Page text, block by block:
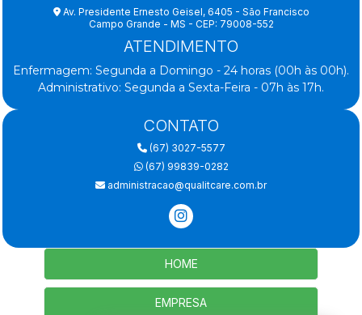
Av. Presidente Ernesto Geisel, 6405 - São Francisco
Campo Grande - MS - CEP: 79008-552
ATENDIMENTO
Enfermagem: Segunda a Domingo - 24 horas (00h às 00h).
Administrativo: Segunda a Sexta-Feira - 07h às 17h.
CONTATO
(67) 3027-5577
(67) 99839-0282
administracao@qualitcare.com.br
HOME
EMPRESA